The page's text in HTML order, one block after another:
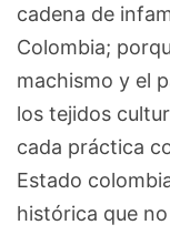
cadena de
Colombia;
machismo y el
los tejidos
cada práctica
Estado
histórica que